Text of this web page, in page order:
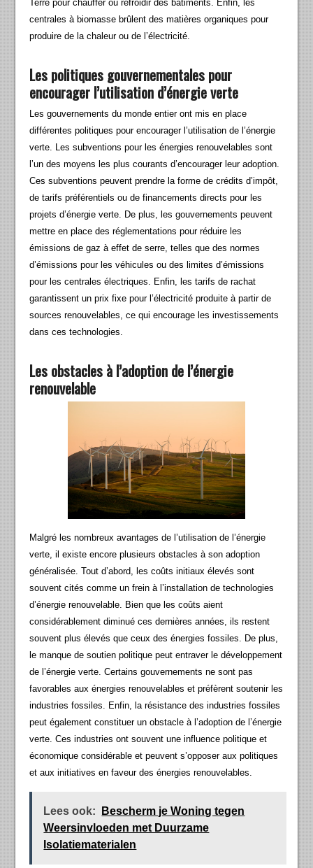
Terre pour chauffer ou refroidir des bâtiments. Enfin, les
centrales à biomasse brûlent des matières organiques pour
produire de la chaleur ou de l’électricité.
Les politiques gouvernementales pour
encourager l’utilisation d’énergie verte
Les gouvernements du monde entier ont mis en place
différentes politiques pour encourager l’utilisation de l’énergie
verte. Les subventions pour les énergies renouvelables sont
l’un des moyens les plus courants d’encourager leur adoption.
Ces subventions peuvent prendre la forme de crédits d’impôt,
de tarifs préférentiels ou de financements directs pour les
projets d’énergie verte. De plus, les gouvernements peuvent
mettre en place des réglementations pour réduire les
émissions de gaz à effet de serre, telles que des normes
d’émissions pour les véhicules ou des limites d’émissions
pour les centrales électriques. Enfin, les tarifs de rachat
garantissent un prix fixe pour l’électricité produite à partir de
sources renouvelables, ce qui encourage les investissements
dans ces technologies.
Les obstacles à l’adoption de l’énergie
renouvelable
Malgré les nombreux avantages de l’utilisation de l’énergie
verte, il existe encore plusieurs obstacles à son adoption
généralisée. Tout d’abord, les coûts initiaux élevés sont
souvent cités comme un frein à l’installation de technologies
d’énergie renouvelable. Bien que les coûts aient
considérablement diminué ces dernières années, ils restent
souvent plus élevés que ceux des énergies fossiles. De plus,
le manque de soutien politique peut entraver le développement
de l’énergie verte. Certains gouvernements ne sont pas
favorables aux énergies renouvelables et préfèrent soutenir les
industries fossiles. Enfin, la résistance des industries fossiles
peut également constituer un obstacle à l’adoption de l’énergie
verte. Ces industries ont souvent une influence politique et
économique considérable et peuvent s’opposer aux politiques
et aux initiatives en faveur des énergies renouvelables.
Lees ook:
Bescherm je Woning tegen
Weersinvloeden met Duurzame
Isolatiematerialen